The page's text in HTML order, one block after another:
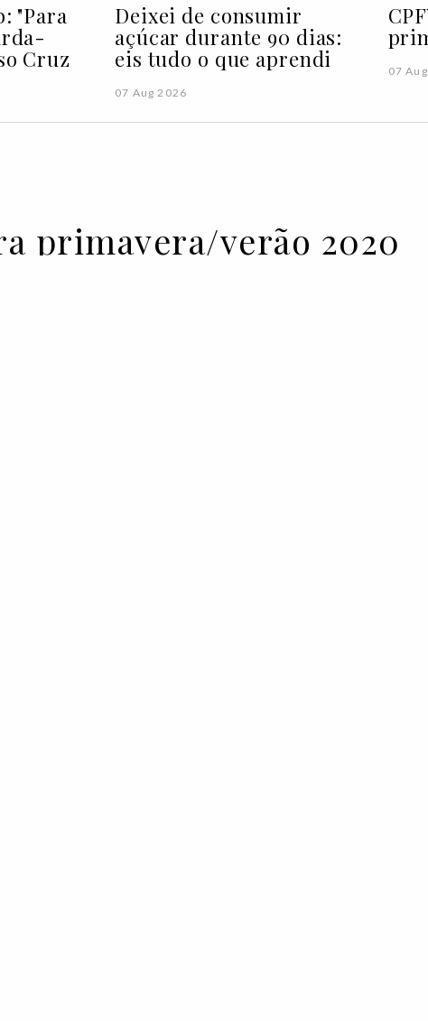
"Para
Cruz
Deixei de consumir
açúcar durante 90 dias:
eis tudo o que aprendi
07 Aug 2026
07
primavera/verão 2020